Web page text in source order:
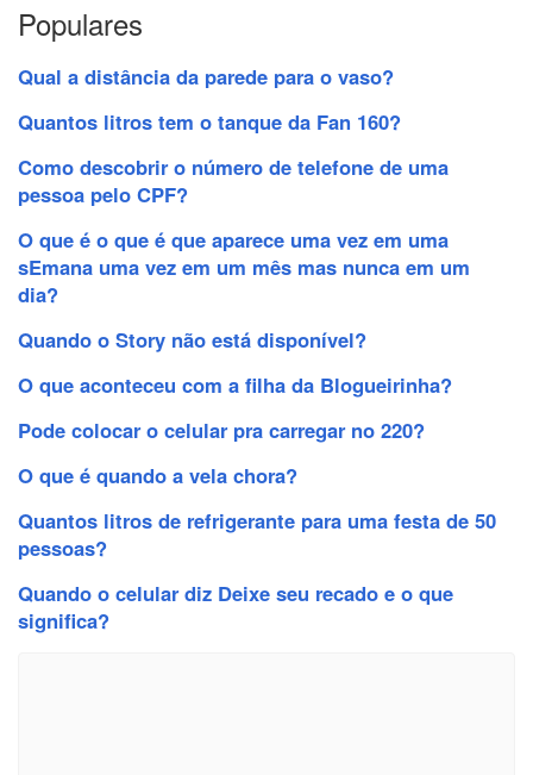
Populares
Qual a distância da parede para o vaso?
Quantos litros tem o tanque da Fan 160?
Como descobrir o número de telefone de uma
pessoa pelo CPF?
O que é o que é que aparece uma vez em uma
sEmana uma vez em um mês mas nunca em um
dia?
Quando o Story não está disponível?
O que aconteceu com a filha da Blogueirinha?
Pode colocar o celular pra carregar no 220?
O que é quando a vela chora?
Quantos litros de refrigerante para uma festa de 50
pessoas?
Quando o celular diz Deixe seu recado e o que
significa?